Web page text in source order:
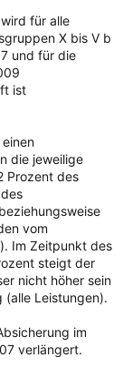
für alle
X bis V b
und für die
ist
die jeweilige
Prozent des
vom
Im Zeitpunkt des
steigt der
nicht höher sein
Leistungen).
im
verlängert.